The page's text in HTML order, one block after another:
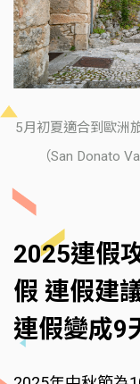
5月初夏適合到歐洲
（San Donato
2025連假
假 連假建
連假變成9